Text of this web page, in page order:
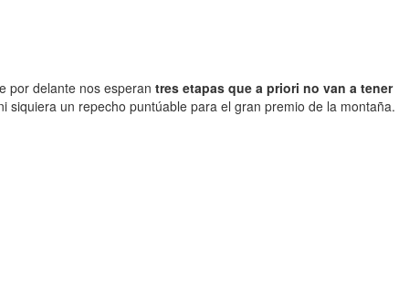
por delante nos esperan tres etapas que a priori no van a tener
siquiera un repecho puntúable para el gran premio de la montaña.